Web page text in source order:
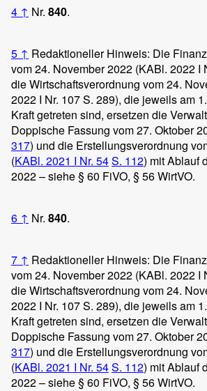
4 ↑ Nr. 840.
5 ↑ Redaktioneller Hinweis: Die
vom 24. November 2022 (KABl. 2022 I
die Wirtschaftsverordnung vom 24.
2022 I Nr. 107 S. 289), die jeweils am
Kraft getreten sind, ersetzen die
Doppische Fassung vom 27. Oktober
317) und die Erstellungsverordnung
(KABl. 2021 I Nr. 54S. 112) mit Ablauf
2022 – siehe § 60 FiVO, § 56 WirtVO.
6 ↑ Nr. 840.
7 ↑ Redaktioneller Hinweis: Die
vom 24. November 2022 (KABl. 2022 I
die Wirtschaftsverordnung vom 24.
2022 I Nr. 107 S. 289), die jeweils am
Kraft getreten sind, ersetzen die
Doppische Fassung vom 27. Oktober
317) und die Erstellungsverordnung
(KABl. 2021 I Nr. 54S. 112) mit Ablauf
2022 – siehe § 60 FiVO, § 56 WirtVO.